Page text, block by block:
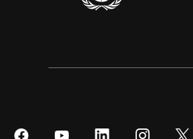
SíguenosSíguenos SíguenosSíguenos